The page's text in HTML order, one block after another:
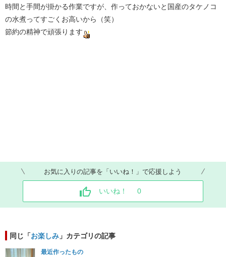
時間と手間が掛かる作業ですが、作っておかないと国産のタケノコ
の水煮ってすごくお高いから（笑）
節約の精神で頑張ります
お気に入りの記事を「いいね！」で応援しよう
いいね！ 0
同じ「お楽しみ 」カテゴリの記事
最近作ったもの